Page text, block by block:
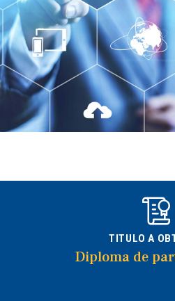
TITULO A
Diploma de